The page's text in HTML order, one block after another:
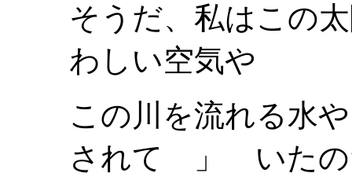
そうだ、私はこの
わしい空気や
この川を流れる
されて 」 いたの